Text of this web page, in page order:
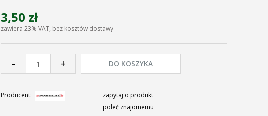
3,50 zł
zawiera 23% VAT, bez kosztów dostawy
- + DO KOSZYKA
Producent:
zapytaj o produkt
poleć znajomemu